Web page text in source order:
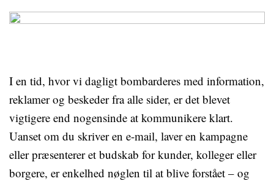
I en tid, hvor vi dagligt bombarderes med information,
reklamer og beskeder fra alle sider, er det blevet
vigtigere end nogensinde at kommunikere klart.
Uanset om du skriver en e-mail, laver en kampagne
eller præsenterer et budskab for kunder, kolleger eller
borgere, er enkelhed nøglen til at blive forstået – og